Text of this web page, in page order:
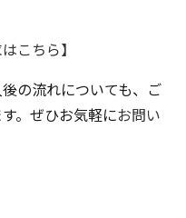
こちら】
の流れについても、ご
。ぜひお気軽にお問い